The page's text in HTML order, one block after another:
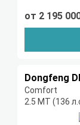
от 2 195
Dongfeng
Comfort
2.5 MT (136